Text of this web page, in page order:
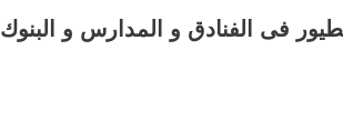
فى الفنادق و المدارس و البنوك